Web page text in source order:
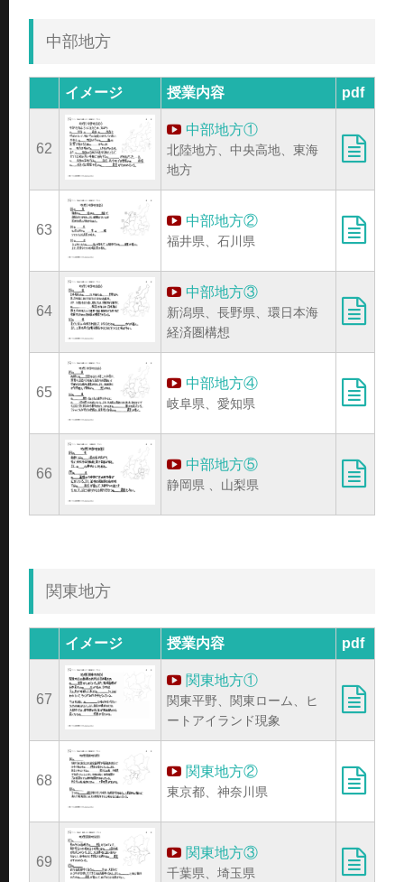
中部地方
イメージ 授業内容 pdf
62
中部地方①
北陸地方、中央高地、東海
地方
63
中部地方②
福井県、石川県
64
中部地方③
新潟県、長野県、環日本海
経済圏構想
65
中部地方④
岐阜県、愛知県
66
中部地方⑤
静岡県 、山梨県
関東地方
イメージ 授業内容 pdf
67
関東地方①
関東平野、関東ローム、ヒ
ートアイランド現象
68
関東地方②
東京都、神奈川県
69
関東地方③
千葉県、埼玉県